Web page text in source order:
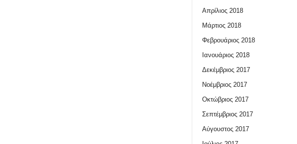
Απρίλιος 2018
Μάρτιος 2018
Φεβρουάριος 2018
Ιανουάριος 2018
Δεκέμβριος 2017
Νοέμβριος 2017
Οκτώβριος 2017
Σεπτέμβριος 2017
Αύγουστος 2017